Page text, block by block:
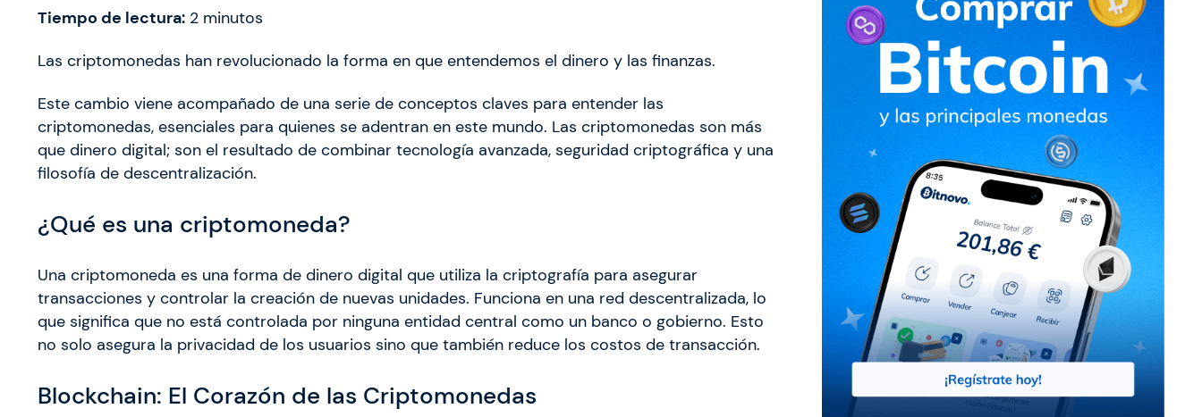
Tiempo de lectura: 2 minutos
Las criptomonedas han revolucionado la forma en que entendemos el dinero y las finanzas.
Este cambio viene acompañado de una serie de conceptos claves para entender las
criptomonedas, esenciales para quienes se adentran en este mundo. Las criptomonedas son más
que dinero digital; son el resultado de combinar tecnología avanzada, seguridad criptográfica y una
filosofía de descentralización.
¿Qué es una criptomoneda?
Una criptomoneda es una forma de dinero digital que utiliza la criptografía para asegurar
transacciones y controlar la creación de nuevas unidades. Funciona en una red descentralizada, lo
que significa que no está controlada por ninguna entidad central como un banco o gobierno. Esto
no solo asegura la privacidad de los usuarios sino que también reduce los costos de transacción.
Blockchain: El Corazón de las Criptomonedas